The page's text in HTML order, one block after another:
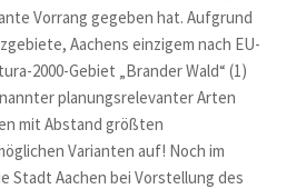
Vorrang gegeben hat. Aufgrund
Aachens einzigem nach EU-
2000-Gebiet „Brander Wald“ (1)
planungsrelevanter Arten
mit Abstand größten
Varianten auf! Noch im
Stadt Aachen bei Vorstellung des